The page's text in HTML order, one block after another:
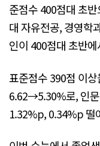
준점수 400점대 초
대 자유전공, 경영학
인이 400점대 초반
표준점수 390점 이
6.62→5.30%로, 인
1.32%p, 0.34%p 떨